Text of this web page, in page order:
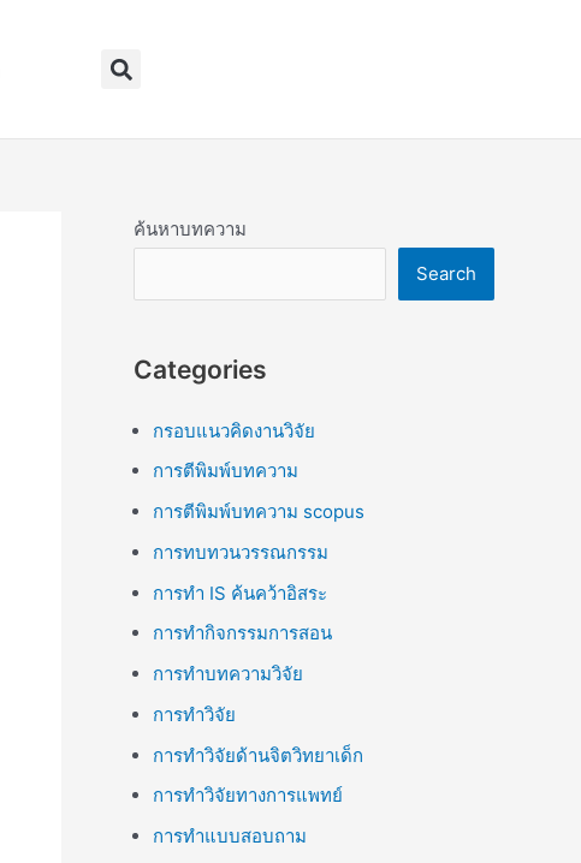
Search
ค้นหาบทความ
Search
Categories
กรอบแนวคิดงานวิจัย
การตีพิมพ์บทความ
การตีพิมพ์บทความ scopus
การทบทวนวรรณกรรม
การทำ IS ค้นคว้าอิสระ
การทำกิจกรรมการสอน
การทำบทความวิจัย
การทำวิจัย
การทำวิจัยด้านจิตวิทยาเด็ก
การทำวิจัยทางการแพทย์
การทำแบบสอบถาม